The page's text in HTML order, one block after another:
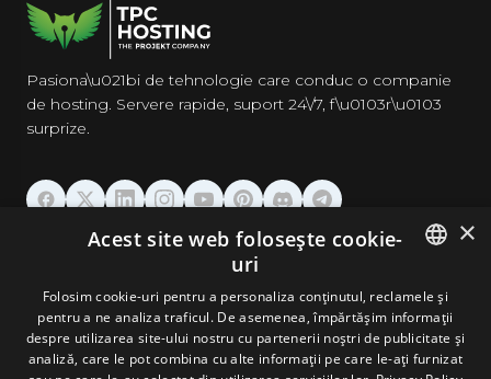
Pasiona\u021bi de tehnologie care conduc o companie
de hosting. Servere rapide, suport 24\/7, f\u0103r\u0103
surprize.
GĂZDUIRE
DOMENII & EMAIL
UNELTE & SECURITATE
ENGLISH
GERMAN
ROMANIAN
×
Acest site web folosește cookie-
uri
Folosim cookie-uri pentru a personaliza conținutul, reclamele și
pentru a ne analiza traficul. De asemenea, împărtășim informații
despre utilizarea site-ului nostru cu partenerii noștri de publicitate și
analiză, care le pot combina cu alte informații pe care le-ați furnizat